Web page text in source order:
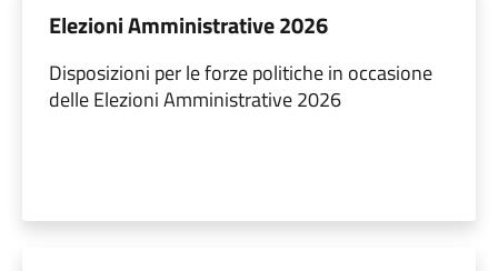
Elezioni Amministrative 2026
Disposizioni per le forze politiche in occasione
delle Elezioni Amministrative 2026